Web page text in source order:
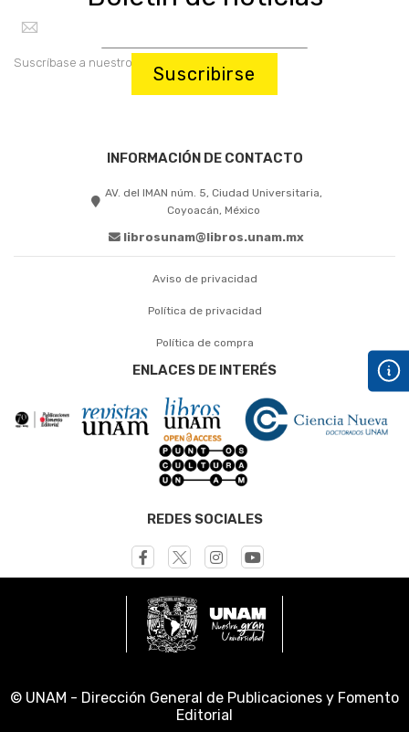
Suscríbase a nuestro boletín:
Suscribirse
INFORMACIÓN DE CONTACTO
AV. del IMAN núm. 5, Ciudad Universitaria,
Coyoacán, México
librosunam@libros.unam.mx
Aviso de privacidad
Política de privacidad
Política de compra
ENLACES DE INTERÉS
REDES SOCIALES
© UNAM - Dirección General de Publicaciones y Fomento
Editorial